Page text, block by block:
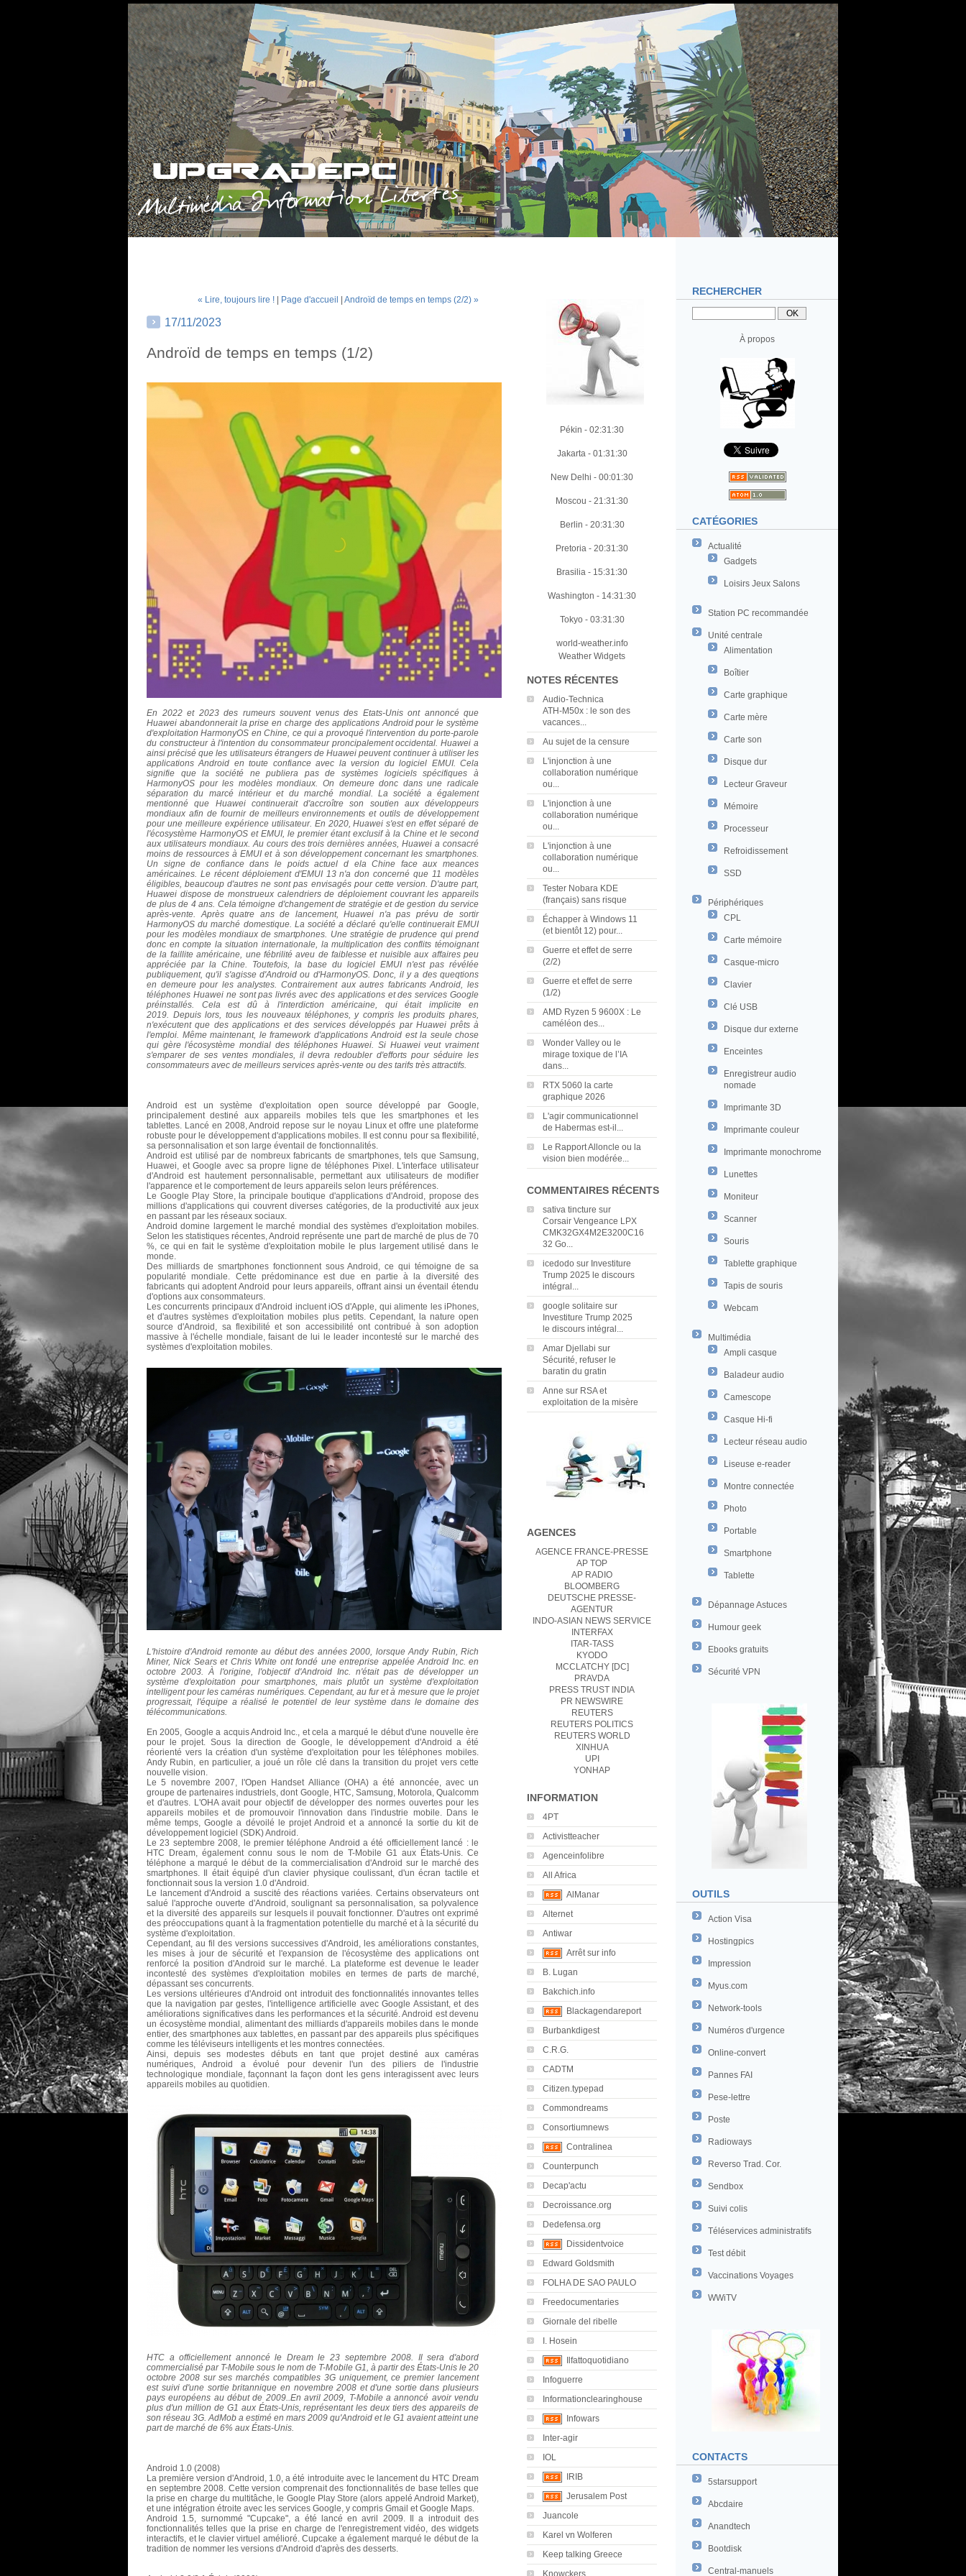
RECHERCHER
À propos
CATÉGORIES
Actualité
Gadgets
Loisirs Jeux Salons
Station PC recommandée
Unité centrale
Alimentation
Boîtier
Carte graphique
Carte mère
Carte son
Disque dur
Lecteur Graveur
Mémoire
Processeur
Refroidissement
SSD
Périphériques
CPL
Carte mémoire
Casque-micro
Clavier
Clé USB
Disque dur externe
Enceintes
Enregistreur audio
nomade
Imprimante 3D
Imprimante couleur
Imprimante monochrome
Lunettes
Moniteur
Scanner
Souris
Tablette graphique
Tapis de souris
Webcam
Multimédia
Ampli casque
Baladeur audio
Camescope
Casque Hi-fi
Lecteur réseau audio
Liseuse e-reader
Montre connectée
Photo
Portable
Smartphone
Tablette
Dépannage Astuces
Humour geek
Ebooks gratuits
Sécurité VPN
OUTILS
Action Visa
Hostingpics
Impression
Myus.com
Network-tools
Numéros d'urgence
Online-convert
Pannes FAI
Pese-lettre
Poste
Radioways
Reverso Trad. Cor.
Sendbox
Suivi colis
Téléservices administratifs
Test débit
Vaccinations Voyages
WWiTV
CONTACTS
5starsupport
Abcdaire
Anandtech
Bootdisk
Central-manuels
Pékin - 02:31:32
Jakarta- 01:31:32
New Delhi - 00:01:32
Moscou - 21:31:32
Berlin - 20:31:32
Pretoria - 20:31:32
Brasilia - 15:31:32
Washington - 14:31:32
Tokyo - 03:31:32
world-weather.info
Weather Widgets
NOTES RÉCENTES
Audio‑Technica
ATH‑M50x : le son des
vacances...
Au sujet de la censure
L'injonction à une
collaboration numérique
ou...
L'injonction à une
collaboration numérique
ou...
L'injonction à une
collaboration numérique
ou...
Tester Nobara KDE
(français) sans risque
Échapper à Windows 11
(et bientôt 12) pour...
Guerre et effet de serre
(2/2)
Guerre et effet de serre
(1/2)
AMD Ryzen 5 9600X : Le
caméléon des...
Wonder Valley ou le
mirage toxique de l’IA
dans...
RTX 5060 la carte
graphique 2026
L'agir communicationnel
de Habermas est-il...
Le Rapport Alloncle ou la
vision bien modérée...
COMMENTAIRES RÉCENTS
sativa tincture sur
Corsair Vengeance LPX
CMK32GX4M2E3200C16
32 Go...
icedodo sur Investiture
Trump 2025 le discours
intégral...
google solitaire sur
Investiture Trump 2025
le discours intégral...
Amar Djellabi sur
Sécurité, refuser le
baratin du gratin
Anne sur RSA et
exploitation de la misère
AGENCES
AGENCE FRANCE-PRESSE
AP TOP
AP RADIO
BLOOMBERG
DEUTSCHE PRESSE-
AGENTUR
INDO-ASIAN NEWS SERVICE
INTERFAX
ITAR-TASS
KYODO
MCCLATCHY [DC]
PRAVDA
PRESS TRUST INDIA
PR NEWSWIRE
REUTERS
REUTERS POLITICS
REUTERS WORLD
XINHUA
UPI
YONHAP
INFORMATION
4PT
Activistteacher
Agenceinfolibre
All Africa
AlManar
Alternet
Antiwar
Arrêt sur info
B. Lugan
Bakchich.info
Blackagendareport
Burbankdigest
C.R.G.
CADTM
Citizen.typepad
Commondreams
Consortiumnews
Contralinea
Counterpunch
Decap'actu
Decroissance.org
Dedefensa.org
Dissidentvoice
Edward Goldsmith
FOLHA DE SAO PAULO
Freedocumentaries
Giornale del ribelle
I. Hosein
Ilfattoquotidiano
Infoguerre
Informationclearinghouse
Infowars
Inter-agir
IOL
IRIB
Jerusalem Post
Juancole
Karel vn Wolferen
Keep talking Greece
Knowckers
« Lire, toujours lire ! Page d'accueil Androïd de temps en temps (2/2) »
17/11/2023
Androïd de temps en temps (1/2)
En 2022 et 2023 des rumeurs souvent venus des Etats-Unis ont annoncé que
Huawei abandonnerait la prise en charge des applications Android pour le système
d'exploitation HarmonyOS en Chine, ce qui a provoqué l'intervention du porte-parole
du constructeur à l'intention du consommateur proncipalement occidental.Huawei a
ainsi précisé que les utilisateurs étrangers de Huawei peuvent continuer à utiliser les
applications Android en toute confiance avec la version du logiciel EMUI. Cela
signifie que la société ne publiera pas de systèmes logiciels spécifiques à
HarmonyOS pour les modèles mondiaux. On demeure donc dans une radicale
séparation du marcé intérieur et du marché mondial. La société a également
mentionné que Huawei continuerait d'accroître son soutien aux développeurs
mondiaux afin de fournir de meilleurs environnements et outils de développement
pour une meilleure expérience utilisateur. En 2020, Huawei s'est en effet séparé de
l'écosystème HarmonyOS et EMUI, le premier étant exclusif à la Chine et le second
aux utilisateurs mondiaux. Au cours des trois dernières années, Huawei a consacré
moins de ressources à EMUI et à son développement concernant les smartphones.
Un signe de confiance dans le poids actuel d ela Chine face aux meances
américaines. Le récent déploiement d'EMUI 13 n'a don concerné que 11 modèles
éligibles, beaucoup d'autres ne sont pas envisagés pour cette version. D'autre part,
Huawei dispose de monstrueux calendriers de déploiement couvrant les appareils
de plus de 4 ans. Cela témoigne d'changement de stratégie et de gestion du service
après-vente.Après quatre ans de lancement, Huawei n'a pas prévu de sortir
HarmonyOS du marché domestique. La société a déclaré qu'elle continuerait EMUI
pour les modèles mondiaux de smartphones. Une stratégie de prudence qui prend
donc en compte la situation internationale, la multiplication des conflits témoignant
de la faillite américaine, une fébrilité aveu de faiblesse et nuisible aux affaires peu
appréciée par la Chine. Toutefois, la base du logiciel EMUI n'est pas révélée
publiquement, qu'il s'agisse d'Android ou d'HarmonyOS. Donc, il y a des queqtions
en demeure pour les analystes. Contrairement aux autres fabricants Android, les
téléphones Huawei ne sont pas livrés avec des applications et des services Google
préinstallés. Cela est dû à l'interdiction américaine, qui était implicite en
2019. Depuis lors, tous les nouveaux téléphones, y compris les produits phares,
n'exécutent que des applications et des services développés par Huawei prêts à
l'emploi. Même maintenant, le framework d'applications Android est la seule chose
qui gère l'écosystème mondial des téléphones Huawei. Si Huawei veut vraiment
s'emparer de ses ventes mondiales, il devra redoubler d'efforts pour séduire les
consommateurs avec de meilleurs services après-vente ou des tarifs très attractifs.
Android est un système d'exploitation open source développé par Google,
principalement destiné aux appareils mobiles tels que les smartphones et les
tablettes. Lancé en 2008, Android repose sur le noyau Linux et offre une plateforme
robuste pour le développement d'applications mobiles. Il est connu pour sa flexibilité,
sa personnalisation et son large éventail de fonctionnalités.
Android est utilisé par de nombreux fabricants de smartphones, tels que Samsung,
Huawei, et Google avec sa propre ligne de téléphones Pixel. L'interface utilisateur
d'Android est hautement personnalisable, permettant aux utilisateurs de modifier
l'apparence et le comportement de leurs appareils selon leurs préférences.
Le Google Play Store, la principale boutique d'applications d'Android, propose des
millions d'applications qui couvrent diverses catégories, de la productivité aux jeux
en passant par les réseaux sociaux.
Android domine largement le marché mondial des systèmes d'exploitation mobiles.
Selon les statistiques récentes, Android représente une part de marché de plus de 70
%, ce qui en fait le système d'exploitation mobile le plus largement utilisé dans le
monde.
Des milliards de smartphones fonctionnent sous Android, ce qui témoigne de sa
popularité mondiale. Cette prédominance est due en partie à la diversité des
fabricants qui adoptent Android pour leurs appareils, offrant ainsi un éventail étendu
d'options aux consommateurs.
Les concurrents principaux d'Android incluent iOS d'Apple, qui alimente les iPhones,
et d'autres systèmes d'exploitation mobiles plus petits. Cependant, la nature open
source d'Android, sa flexibilité et son accessibilité ont contribué à son adoption
massive à l'échelle mondiale, faisant de lui le leader incontesté sur le marché des
systèmes d'exploitation mobiles.
L'histoire d'Android remonte au début des années 2000, lorsque Andy Rubin, Rich
Miner, Nick Sears et Chris White ont fondé une entreprise appelée Android Inc. en
octobre 2003. À l'origine, l'objectif d'Android Inc. n'était pas de développer un
système d'exploitation pour smartphones, mais plutôt un système d'exploitation
intelligent pour les caméras numériques. Cependant, au fur et à mesure que le projet
progressait, l'équipe a réalisé le potentiel de leur système dans le domaine des
télécommunications.
En 2005, Google a acquis Android Inc., et cela a marqué le début d'une nouvelle ère
pour le projet. Sous la direction de Google, le développement d'Android a été
réorienté vers la création d'un système d'exploitation pour les téléphones mobiles.
Andy Rubin, en particulier, a joué un rôle clé dans la transition du projet vers cette
nouvelle vision.
Le 5 novembre 2007, l'Open Handset Alliance (OHA) a été annoncée, avec un
groupe de partenaires industriels, dont Google, HTC, Samsung, Motorola, Qualcomm
et d'autres. L'OHA avait pour objectif de développer des normes ouvertes pour les
appareils mobiles et de promouvoir l'innovation dans l'industrie mobile. Dans le
même temps, Google a dévoilé le projet Android et a annoncé la sortie du kit de
développement logiciel (SDK) Android.
Le 23 septembre 2008, le premier téléphone Android a été officiellement lancé : le
HTC Dream, également connu sous le nom de T-Mobile G1 aux États-Unis. Ce
téléphone a marqué le début de la commercialisation d'Android sur le marché des
smartphones. Il était équipé d'un clavier physique coulissant, d'un écran tactile et
fonctionnait sous la version 1.0 d'Android.
Le lancement d'Android a suscité des réactions variées. Certains observateurs ont
salué l'approche ouverte d'Android, soulignant sa personnalisation, sa polyvalence
et la diversité des appareils sur lesquels il pouvait fonctionner. D'autres ont exprimé
des préoccupations quant à la fragmentation potentielle du marché et à la sécurité du
système d'exploitation.
Cependant, au fil des versions successives d'Android, les améliorations constantes,
les mises à jour de sécurité et l'expansion de l'écosystème des applications ont
renforcé la position d'Android sur le marché. La plateforme est devenue le leader
incontesté des systèmes d'exploitation mobiles en termes de parts de marché,
dépassant ses concurrents.
Les versions ultérieures d'Android ont introduit des fonctionnalités innovantes telles
que la navigation par gestes, l'intelligence artificielle avec Google Assistant, et des
améliorations significatives dans les performances et la sécurité. Android est devenu
un écosystème mondial, alimentant des milliards d'appareils mobiles dans le monde
entier, des smartphones aux tablettes, en passant par des appareils plus spécifiques
comme les téléviseurs intelligents et les montres connectées.
Ainsi, depuis ses modestes débuts en tant que projet destiné aux caméras
numériques, Android a évolué pour devenir l'un des piliers de l'industrie
technologique mondiale, façonnant la façon dont les gens interagissent avec leurs
appareils mobiles au quotidien.
HTC a officiellement annoncé le Dream le 23 septembre 2008. Il sera d'abord
commercialisé par T-Mobile sous le nom de T-Mobile G1, à partir des États-Unis le 20
octobre 2008 sur ses marchés compatibles 3G uniquement, ce premier lancement
est suivi d'une sortie britannique en novembre 2008 et d'une sortie dans plusieurs
pays européens au début de 2009..En avril 2009, T-Mobile a annoncé avoir vendu
plus d'un million de G1 aux États-Unis, représentant les deux tiers des appareils de
son réseau 3G. AdMob a estimé en mars 2009 qu'Android et le G1 avaient atteint une
part de marché de 6% aux États-Unis.
Android 1.0 (2008)
La première version d'Android, 1.0, a été introduite avec le lancement du HTC Dream
en septembre 2008. Cette version comprenait des fonctionnalités de base telles que
la prise en charge du multitâche, le Google Play Store (alors appelé Android Market),
et une intégration étroite avec les services Google, y compris Gmail et Google Maps.
Android 1.5, surnommé "Cupcake", a été lancé en avril 2009. Il a introduit des
fonctionnalités telles que la prise en charge de l'enregistrement vidéo, des widgets
interactifs, et le clavier virtuel amélioré. Cupcake a également marqué le début de la
tradition de nommer les versions d'Android d'après des desserts.